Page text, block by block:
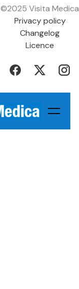
©2025 Visita Medica
Privacy policy
Changelog
Licence